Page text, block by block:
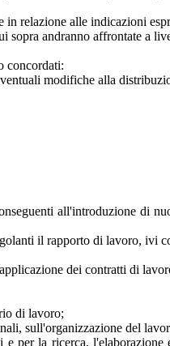
relazione alle indicazioni
sopra andranno affrontate a
concordati:
modifiche alla
all'introduzione di
il rapporto di lavoro, ivi
dei contratti di
di lavoro;
sull'organizzazione del
per la ricerca,